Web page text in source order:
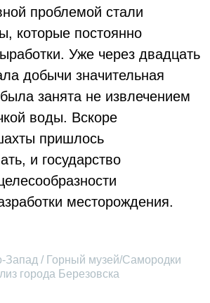
проблемой стали
которые постоянно
Уже через двадцать
добычи значительная
занята не извлечением
воды. Вскоре
пришлось
и государство
месторождения.
/ Горный музей/Самородки
города Березовска